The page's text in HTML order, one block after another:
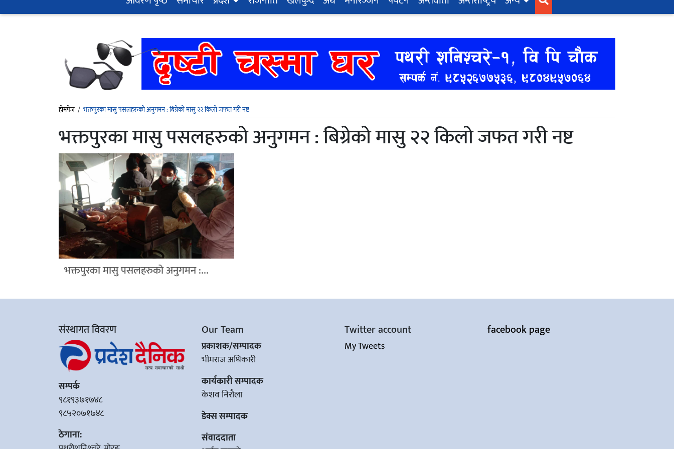
होमपेज / भक्तपुरका मासु पसलहरुको अनुगमन : बिग्रेको मासु २२ किलो जफत गरी नष्ट
भक्तपुरका मासु पसलहरुको अनुगमन : बिग्रेको मासु २२ किलो जफत गरी नष्ट
भक्तपुरका मासु पसलहरुको अनुगमन :...
संस्थागत विवरण
सम्पर्क
९८१९३७१७४८
९८५२०७१७४८
ठेगाना:
Our Team
प्रकाशक/सम्पादक
भीमराज अधिकारी
कार्यकारी सम्पादक
केशव निरौला
डेक्स सम्पादक
संवाददाता
Twitter account
My Tweets
facebook page